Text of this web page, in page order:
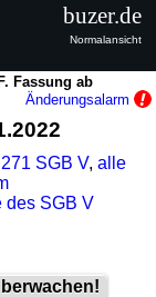
Fassung ab
Änderungsalarm
SGB V,alle
des SGB V
buzer.de
Normalansicht